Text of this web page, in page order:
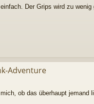
Der Grips wird zu wenig
Adventure
ob das überhaupt jemand